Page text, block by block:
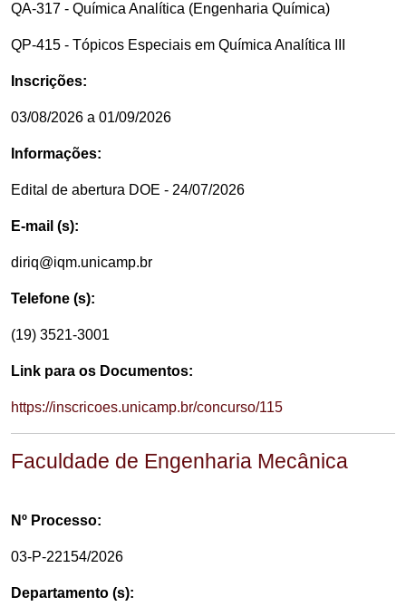
QA-317 - Química Analítica (Engenharia Química)
QP-415 - Tópicos Especiais em Química Analítica III
Inscrições:
03/08/2026 a 01/09/2026
Informações:
Edital de abertura DOE - 24/07/2026
E-mail (s):
diriq@iqm.unicamp.br
Telefone (s):
(19) 3521-3001
Link para os Documentos:
https://inscricoes.unicamp.br/concurso/115
Faculdade de Engenharia Mecânica
Nº Processo:
03-P-22154/2026
Departamento (s):